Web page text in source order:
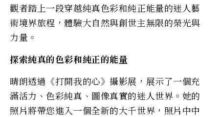
觀者踏上一段穿越純真色彩和純正能量的迷人藝
術境界旅程，體驗大自然與創世主無限的榮光與
力量。
探索純真的色彩和純正的能量
晴朗透過《打開我的心》攝影展，展示了一個充
滿活力、色彩純真、圖像真實的迷人世界。她的
照片將帶您進入一個全新的大千世界，照片中中